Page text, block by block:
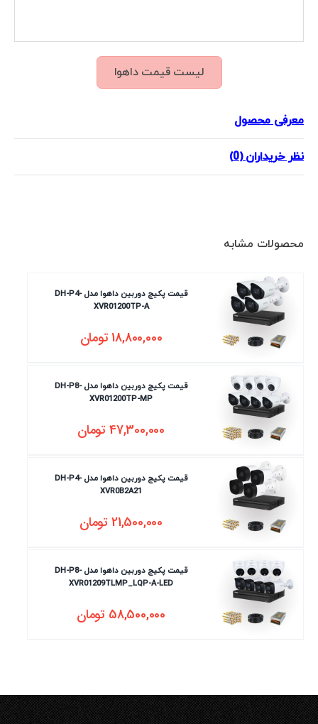
لیست قیمت داهوا
معرفی محصول
نظر خریداران (0)
محصولات مشابه
قیمت پکیج دوربین داهوا مدل DH-P4-
XVR01200TP-A
18,800,000تومان
قیمت پکیج دوربین داهوا مدل DH-P8-
XVR01200TP-MP
47,300,000تومان
قیمت پکیج دوربین داهوا مدل DH-P4-
XVR0B2A21
21,500,000تومان
قیمت پکیج دوربین داهوا مدل DH-P8-
XVR01209TLMP_LQP-A-LED
58,500,000 تومان